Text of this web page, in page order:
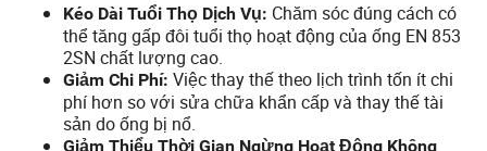
Kéo Dài Tuổi Thọ Dịch Vụ: Chăm sóc đúng cách có
thể tăng gấp đôi tuổi thọ hoạt động của ống EN 853
2SN chất lượng cao.
Giảm Chi Phí: Việc thay thế theo lịch trình tốn ít chi
phí hơn so với sửa chữa khẩn cấp và thay thế tài
sản do ống bị nổ.
Giảm Thiểu Thời Gian Ngừng Hoạt Động Không